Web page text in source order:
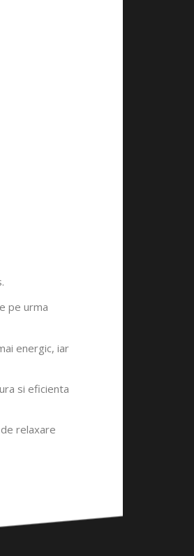
pe urma
energic, iar
si eficienta
relaxare